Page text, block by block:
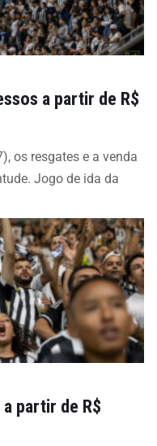
a partir de R$
os resgates e a venda
Jogo de ida da
partir de R$